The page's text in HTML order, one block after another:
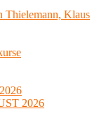
Thielemann, Klaus
2026